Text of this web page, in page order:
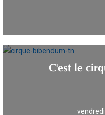
C'est le